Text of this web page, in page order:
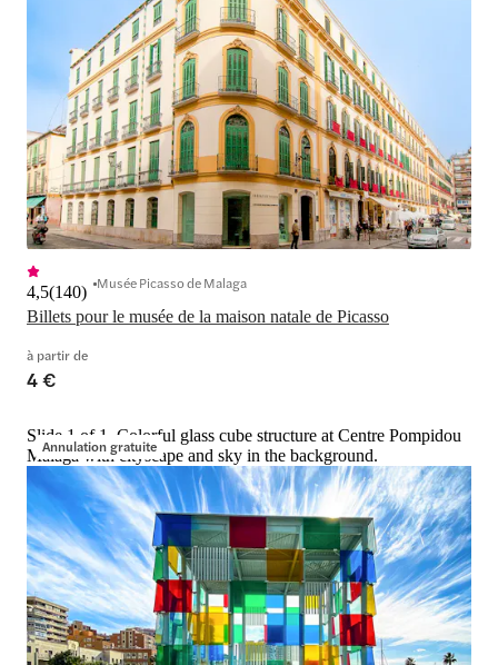
Billets pour le musée de la maison natale de Picasso
4,5(140) Musée Picasso de Malaga
à partir de
4 €
Annulation gratuite
Slide 1 of 1, Colorful glass cube structure at Centre Pompidou
Malaga with cityscape and sky in the background.